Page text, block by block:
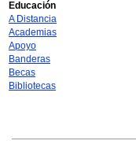
Educación
A Distancia
Academias
Apoyo
Banderas
Becas
Bibliotecas